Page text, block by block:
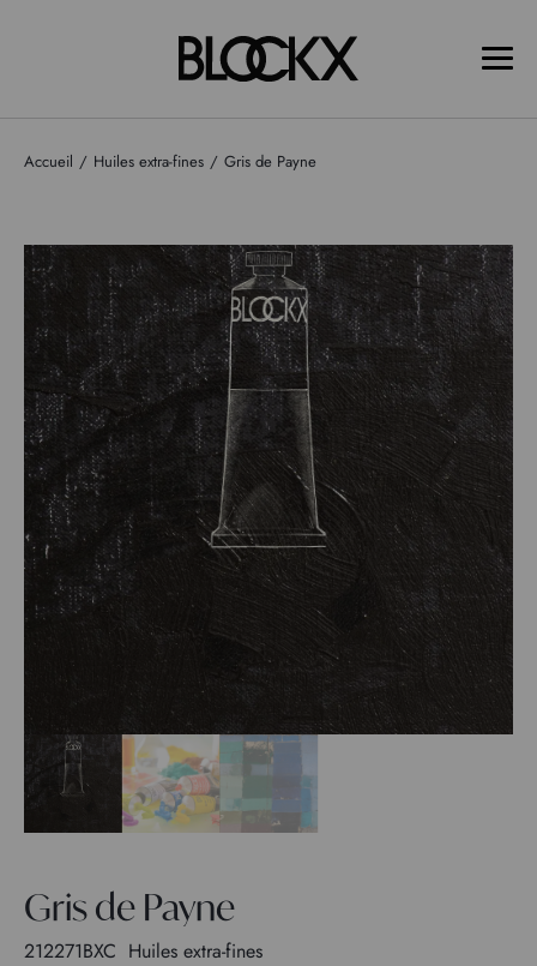
Accueil Huiles extra-fines Gris de Payne
Gris de Payne
212271BXC Huiles extra-fines